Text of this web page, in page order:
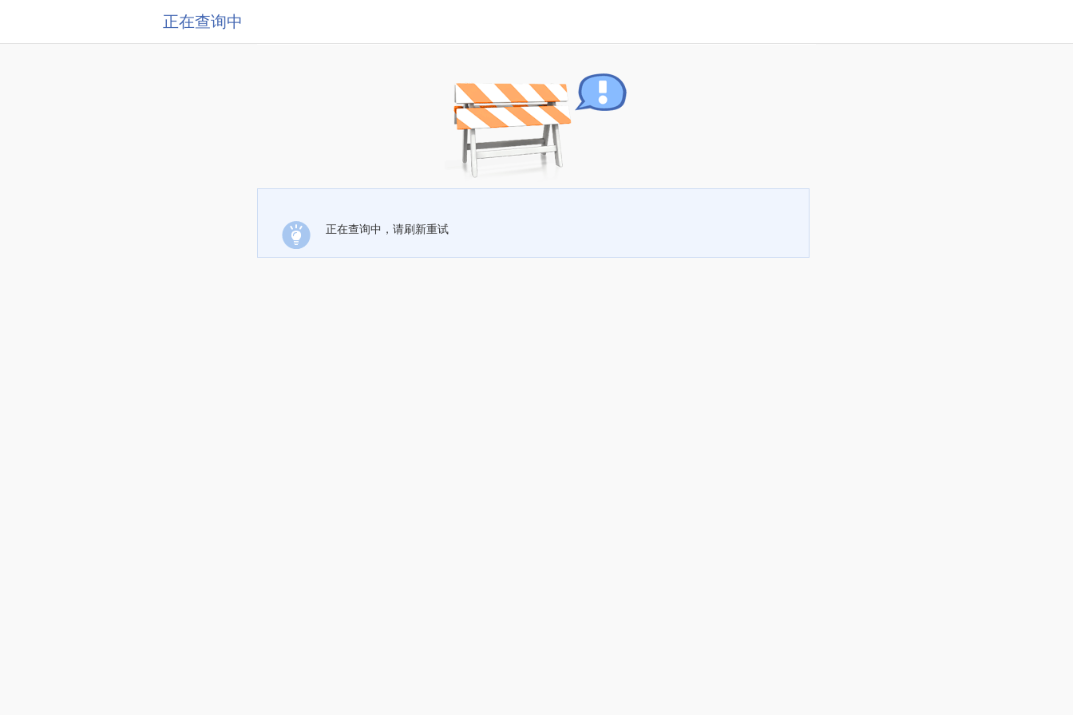
正在查询中
正在查询中，请刷新重试